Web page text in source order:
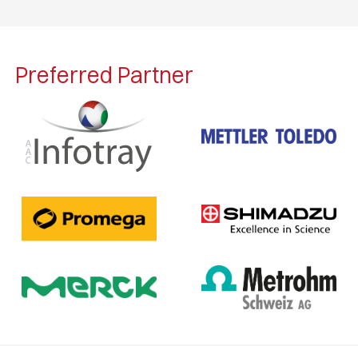
Preferred Partner